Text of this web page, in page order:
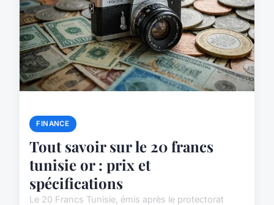
FINANCE
Tout savoir sur le 20 francs
tunisie or : prix et
spécifications
Le 20 Francs Tunisie, émis après le protectorat